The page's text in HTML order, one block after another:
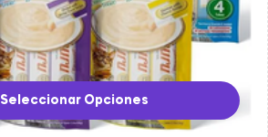
Seleccionar Opciones